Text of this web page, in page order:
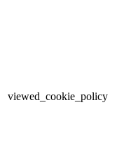
viewed_cookie_policy